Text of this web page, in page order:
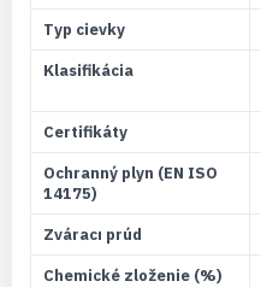
Typ cievky
Klasifikácia
Certifikáty
Ochranný plyn (EN ISO
14175)
Zváracı prúd
Chemické zloženie (%)